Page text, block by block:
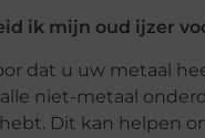
ik mijn oud ijzer
dat u uw metaal
niet-metaal
Dit kan helpen